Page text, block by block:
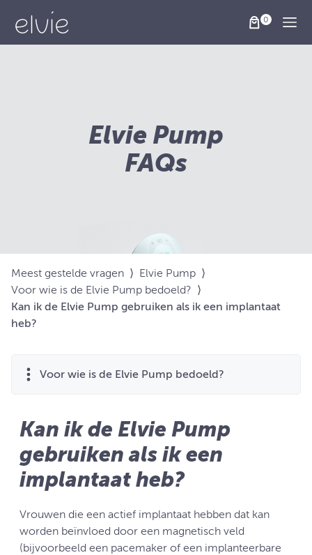
Elvie Pump
FAQs
Meest gestelde vragen ⟩ Elvie Pump ⟩
Voor wie is de Elvie Pump bedoeld? ⟩
Kan ik de Elvie Pump gebruiken als ik een implantaat
heb?
Voor wie is de Elvie Pump bedoeld?
Kan ik de Elvie Pump
gebruiken als ik een
implantaat heb?
Vrouwen die een actief implantaat hebben dat kan
worden beïnvloed door een magnetisch veld
(bijvoorbeeld een pacemaker of een implanteerbare